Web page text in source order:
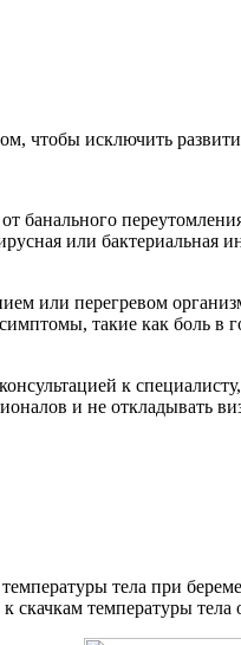
чтобы исключить
банального
или бактериальная
или перегревом
такие как боль
к
и не откладывать
тела при
скачкам температуры тела